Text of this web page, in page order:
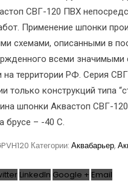
СВГ-120 ПВХ
Применение шпонки
схемами, описанными в
всеми значимыми
на территории РФ. Серия
только конструкций типа
шпонки Аквастоп СВГ-
брусе – -40 С.
Категории: Аквабарьер,
LinkedIn Google + Email